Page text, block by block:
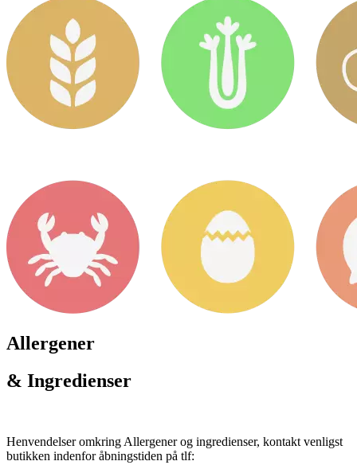
Allergener
& Ingredienser
Henvendelser omkring Allergener og ingredienser, kontakt venligst
butikken indenfor åbningstiden på tlf: